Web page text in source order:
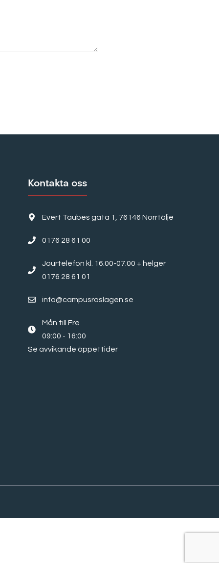
Kontakta oss
Evert Taubes gata 1, 76146 Norrtälje
0176 28 61 00
Jourtelefon kl. 16.00-07.00 + helger
0176 28 61 01
info@campusroslagen.se
Mån till Fre
09:00 - 16:00
Se avvikande öppettider